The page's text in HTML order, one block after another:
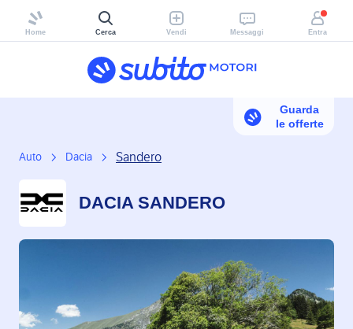
Home Cerca Vendi Messaggi Entra
Auto Dacia Sandero
DACIA SANDERO
Guarda
le offerte